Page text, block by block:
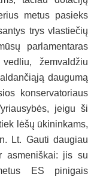
metus pasieks
trys vlastiečių
parlamentaras
žemvaldžiu
daugumą
konservatoriaus
jeigu ši
lėšų ūkininkams,
Lt. Gauti daugiau
asmeniškai: jis su
ES pinigais